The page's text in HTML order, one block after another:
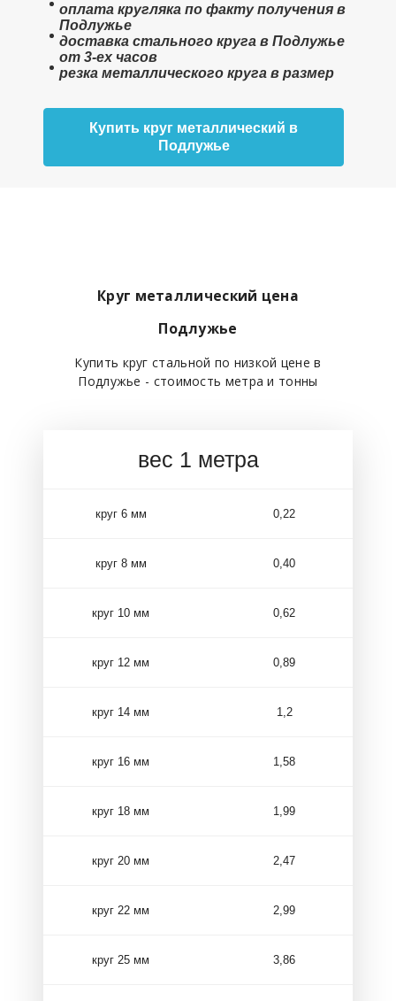
оплата кругляка по факту получения в
Подлужье
доставка стального круга в Подлужье
от 3-ех часов
резка металлического круга в размер
Купить круг металлический в
Подлужье
Круг металлический цена
Подлужье
Купить круг стальной по низкой цене в
Подлужье - стоимость метра и тонны
вес 1 метра
круг 6 мм 0,22
круг 8 мм 0,40
круг 10 мм 0,62
круг 12 мм 0,89
круг 14 мм 1,2
круг 16 мм 1,58
круг 18 мм 1,99
круг 20 мм 2,47
круг 22 мм 2,99
круг 25 мм 3,86